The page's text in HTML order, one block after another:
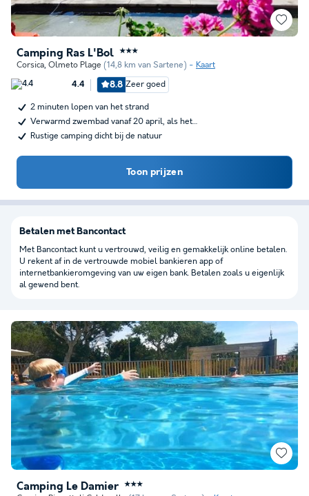
Camping Ras L'Bol ★★★
Corsica, Olmeto Plage (14,8 km van Sartene) Kaart
4.4 8.8 Zeer goed
2 minuten lopen van het strand
Verwarmd zwembad vanaf 20 april, als het…
Rustige camping dicht bij de natuur
Toon prijzen
Camping Le Damier ★★★
Betalen met Bancontact
Met Bancontact kunt u vertrouwd, veilig en gemakkelijk online betalen.
U rekent af in de vertrouwde mobiel bankieren app of
internetbankieromgeving van uw eigen bank. Betalen zoals u eigenlijk
al gewend bent.